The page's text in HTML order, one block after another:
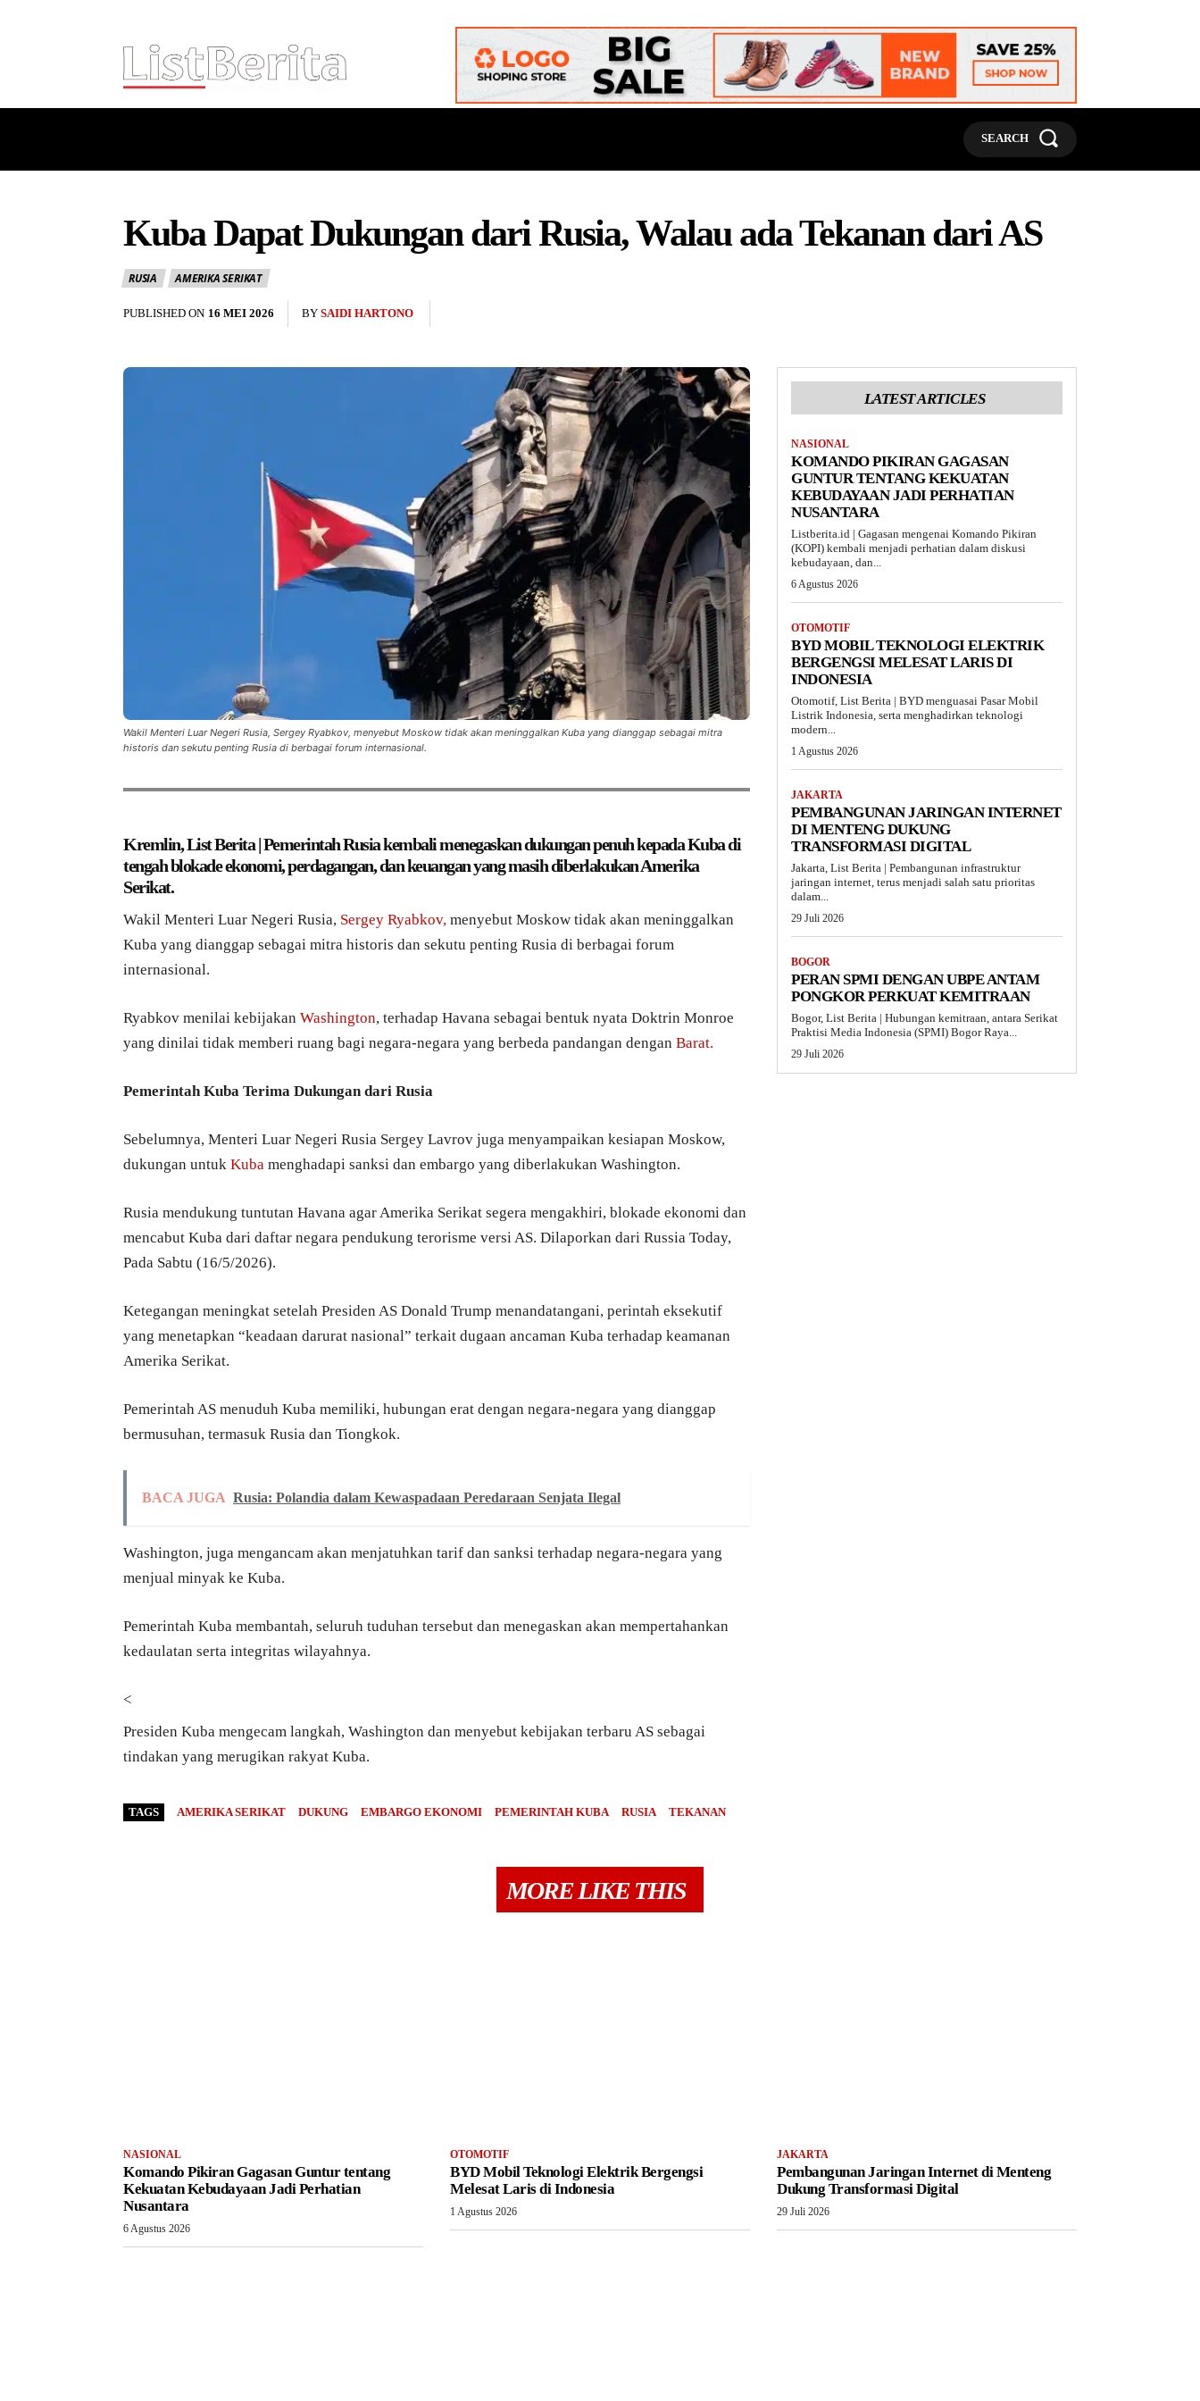
SEARCH
Kuba Dapat Dukungan dari Rusia, Walau ada Tekanan dari AS
RUSIA AMERIKA SERIKAT
PUBLISHED ON 16 MEI 2026 BY SAIDI HARTONO
Wakil Menteri Luar Negeri Rusia, Sergey Ryabkov, menyebut Moskow tidak akan meninggalkan Kuba yang dianggap sebagai mitra
historis dan sekutu penting Rusia di berbagai forum internasional.
Kremlin, List Berita | Pemerintah Rusia kembali menegaskan dukungan penuh kepada Kuba di
tengah blokade ekonomi, perdagangan, dan keuangan yang masih diberlakukan Amerika
Serikat.
Wakil Menteri Luar Negeri Rusia, Sergey Ryabkov, menyebut Moskow tidak akan meninggalkan
Kuba yang dianggap sebagai mitra historis dan sekutu penting Rusia di berbagai forum
internasional.
Ryabkov menilai kebijakan Washington, terhadap Havana sebagai bentuk nyata Doktrin Monroe
yang dinilai tidak memberi ruang bagi negara-negara yang berbeda pandangan dengan Barat.
Pemerintah Kuba Terima Dukungan dari Rusia
Sebelumnya, Menteri Luar Negeri Rusia Sergey Lavrov juga menyampaikan kesiapan Moskow,
dukungan untuk Kuba menghadapi sanksi dan embargo yang diberlakukan Washington.
Rusia mendukung tuntutan Havana agar Amerika Serikat segera mengakhiri, blokade ekonomi dan
mencabut Kuba dari daftar negara pendukung terorisme versi AS. Dilaporkan dari Russia Today,
Pada Sabtu (16/5/2026).
Ketegangan meningkat setelah Presiden AS Donald Trump menandatangani, perintah eksekutif
yang menetapkan “keadaan darurat nasional” terkait dugaan ancaman Kuba terhadap keamanan
Amerika Serikat.
Pemerintah AS menuduh Kuba memiliki, hubungan erat dengan negara-negara yang dianggap
bermusuhan, termasuk Rusia dan Tiongkok.
BACA JUGA Rusia: Polandia dalam Kewaspadaan Peredaraan Senjata Ilegal
Washington, juga mengancam akan menjatuhkan tarif dan sanksi terhadap negara-negara yang
menjual minyak ke Kuba.
Pemerintah Kuba membantah, seluruh tuduhan tersebut dan menegaskan akan mempertahankan
kedaulatan serta integritas wilayahnya.
<
Presiden Kuba mengecam langkah, Washington dan menyebut kebijakan terbaru AS sebagai
tindakan yang merugikan rakyat Kuba.
TAGS AMERIKA SERIKAT DUKUNG EMBARGO EKONOMI PEMERINTAH KUBA RUSIA TEKANAN
LATEST ARTICLES
NASIONAL
KOMANDO PIKIRAN GAGASAN
GUNTUR TENTANG KEKUATAN
KEBUDAYAAN JADI PERHATIAN
NUSANTARA
Listberita.id | Gagasan mengenai Komando Pikiran
(KOPI) kembali menjadi perhatian dalam diskusi
kebudayaan, dan...
6 Agustus 2026
OTOMOTIF
BYD MOBIL TEKNOLOGI ELEKTRIK
BERGENGSI MELESAT LARIS DI
INDONESIA
Otomotif, List Berita | BYD menguasai Pasar Mobil
Listrik Indonesia, serta menghadirkan teknologi
modern...
1 Agustus 2026
JAKARTA
PEMBANGUNAN JARINGAN INTERNET
DI MENTENG DUKUNG
TRANSFORMASI DIGITAL
Jakarta, List Berita | Pembangunan infrastruktur
jaringan internet, terus menjadi salah satu prioritas
dalam...
29 Juli 2026
BOGOR
PERAN SPMI DENGAN UBPE ANTAM
PONGKOR PERKUAT KEMITRAAN
Bogor, List Berita | Hubungan kemitraan, antara Serikat
Praktisi Media Indonesia (SPMI) Bogor Raya...
29 Juli 2026
MORE LIKE THIS
NASIONAL
Komando Pikiran Gagasan Guntur tentang
Kekuatan Kebudayaan Jadi Perhatian
Nusantara
6 Agustus 2026
OTOMOTIF
BYD Mobil Teknologi Elektrik Bergengsi
Melesat Laris di Indonesia
1 Agustus 2026
JAKARTA
Pembangunan Jaringan Internet di Menteng
Dukung Transformasi Digital
29 Juli 2026